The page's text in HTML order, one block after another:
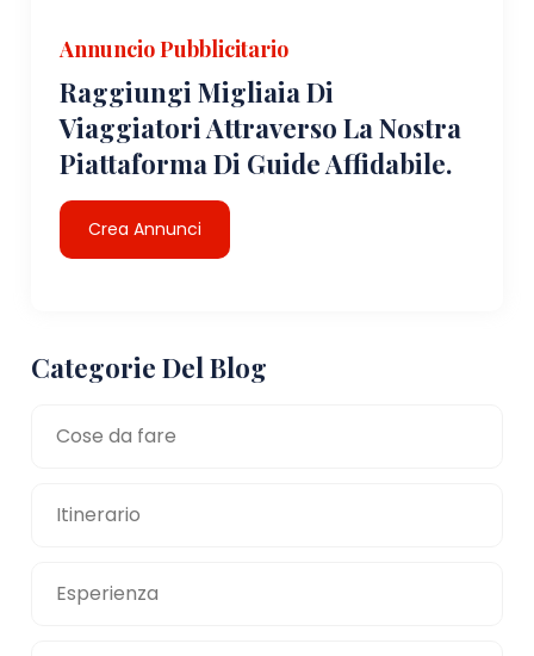
Annuncio Pubblicitario
Raggiungi Migliaia Di
Viaggiatori Attraverso La Nostra
Piattaforma Di Guide Affidabile.
Crea Annunci
Categorie Del Blog
Cose da fare
Itinerario
Esperienza